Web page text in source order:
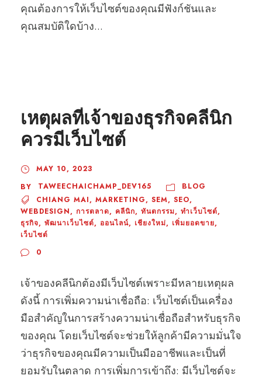
คุณต้องการให้เว็บไซต์ของคุณมีฟังก์ชันและ
คุณสมบัติใดบ้าง...
เหตุผลที่เจ้าของธุรกิจคลีนิก
ควรมีเว็บไซต์
MAY 10, 2023
BY
TAWEECHAICHAMP_DEV165
BLOG
CHIANG MAI, MARKETING, SEM, SEO,
WEBDESIGN, การตลาด, คลีนิก, ทันตกรรม, ทำเว็บไซต์,
ธุรกิจ, พัฒนาเว็บไซต์, ออนไลน์, เชียงใหม่, เพิ่มยอดขาย,
เว็บไซต์
0
เจ้าของคลีนิกต้องมีเว็บไซต์เพราะมีหลายเหตุผล
ดังนี้ การเพิ่มความน่าเชื่อถือ: เว็บไซต์เป็นเครื่อง
มือสำคัญในการสร้างความน่าเชื่อถือสำหรับธุรกิจ
ของคุณ โดยเว็บไซต์จะช่วยให้ลูกค้ามีความมั่นใจ
ว่าธุรกิจของคุณมีความเป็นมืออาชีพและเป็นที่
ยอมรับในตลาด การเพิ่มการเข้าถึง: มีเว็บไซต์จะ